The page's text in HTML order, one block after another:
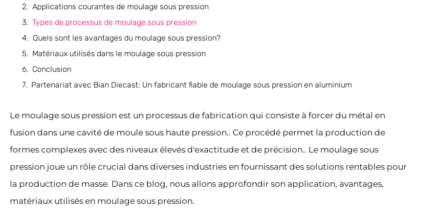
Applications courantes de moulage sous pression
Types de processus de moulage sous pression
Quels sont les avantages du moulage sous pression?
Matériaux utilisés dans le moulage sous pression
Conclusion
Partenariat avec Bian Diecast: Un fabricant fiable de moulage sous pression en aluminium
Le moulage sous pression est un processus de fabrication qui consiste à forcer du métal en
fusion dans une cavité de moule sous haute pression.. Ce procédé permet la production de
formes complexes avec des niveaux élevés d'exactitude et de précision.. Le moulage sous
pression joue un rôle crucial dans diverses industries en fournissant des solutions rentables pour
la production de masse. Dans ce blog, nous allons approfondir son application, avantages,
matériaux utilisés en moulage sous pression.